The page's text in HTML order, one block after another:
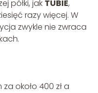
półki, jak TUBIE,
razy więcej. W
zwykle nie zwraca
około 400 zł a